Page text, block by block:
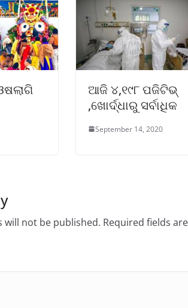
ଆଜି ୪,୧୯୮ ପଜିଟିଭ୍
,ଖୋର୍ଦ୍ଧାରୁ ସର୍ବାଧିକ
September 14, 2020
will not be published. Required fields